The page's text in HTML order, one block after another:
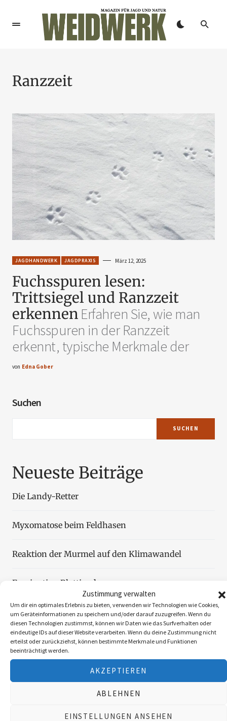
Zustimmung verwalten
Um dir ein optimales Erlebnis zu bieten, verwenden wir Technologien wie Cookies,
um Geräteinformationen zu speichern und/oder darauf zuzugreifen. Wenn du
diesen Technologien zustimmst, können wir Daten wie das Surfverhalten oder
eindeutige IDs auf dieser Website verarbeiten. Wenn du deine Zustimmung nicht
erteilst oder zurückziehst, können bestimmte Merkmale und Funktionen
beeinträchtigt werden.
AKZEPTIEREN
ABLEHNEN
EINSTELLUNGEN ANSEHEN
Ranzzeit
JAGDHANDWERK JAGDPRAXIS März 12, 2025
Fuchsspuren lesen:
Trittsiegel und Ranzzeit
erkennenErfahren Sie, wie man
Fuchsspuren in der Ranzzeit
erkennt, typische Merkmale der
von Edna Gober
Suchen
SUCHEN
Neueste Beiträge
Die Landy-Retter
Myxomatose beim Feldhasen
Reaktion der Murmel auf den Klimawandel
Faszination Blattjagd
Wildzählung aus der Luft
3K